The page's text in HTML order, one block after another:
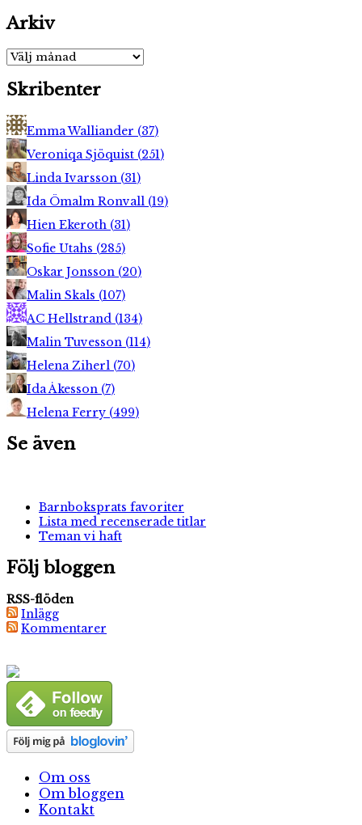
Arkiv
Arkiv
Skribenter
Emma Walliander (37)
Veroniqa Sjöquist (251)
Linda Ivarsson (31)
Ida Ömalm Ronvall (19)
Hien Ekeroth (31)
Sofie Utahs (285)
Oskar Jonsson (20)
Malin Skals (107)
AC Hellstrand (134)
Malin Tuvesson (114)
Helena Ziherl (70)
Ida Åkesson (7)
Helena Ferry (499)
Se även
Barnboksprats favoriter
Lista med recenserade titlar
Teman vi haft
Följ bloggen
RSS-flöden
Inlägg
Kommentarer
Om oss
Om bloggen
Kontakt